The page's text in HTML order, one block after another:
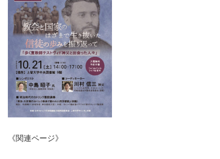
《関連ページ》